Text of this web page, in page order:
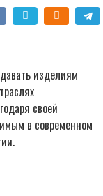
изделиям
своей
в современном